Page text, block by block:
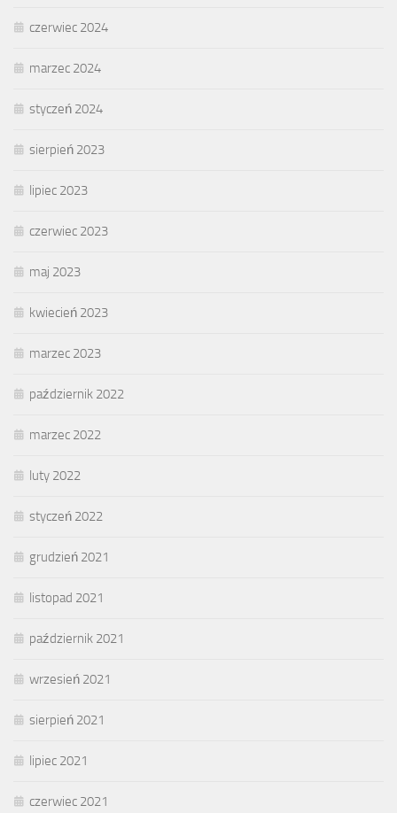
czerwiec 2024
marzec 2024
styczeń 2024
sierpień 2023
lipiec 2023
czerwiec 2023
maj 2023
kwiecień 2023
marzec 2023
październik 2022
marzec 2022
luty 2022
styczeń 2022
grudzień 2021
listopad 2021
październik 2021
wrzesień 2021
sierpień 2021
lipiec 2021
czerwiec 2021